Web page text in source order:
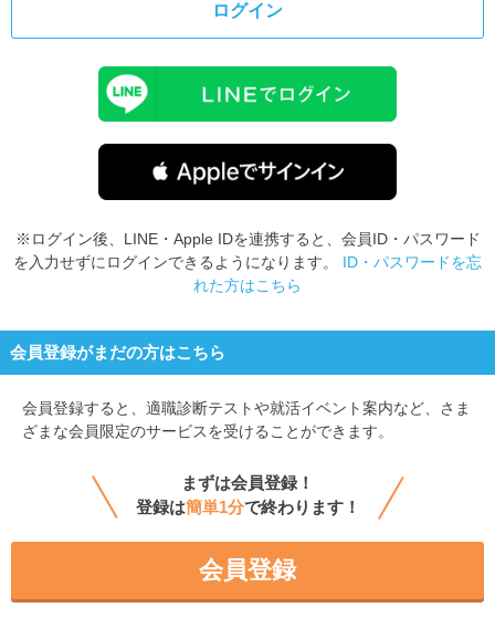
ログイン
※ログイン後、LINE・Apple IDを連携すると、会員ID・パスワード
を入力せずにログインできるようになります。 ID・パスワードを忘
れた方はこちら
会員登録がまだの方はこちら
会員登録すると、 適職診断テストや就活イベント案内など、さま
ざまな会員限定のサービスを受けることができます。
まずは会員登録！
登録は簡単1分で終わります！
会員登録